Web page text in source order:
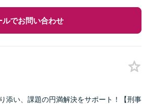
ルでお問い合わせ
添い、課題の円満解決をサポート！【刑事